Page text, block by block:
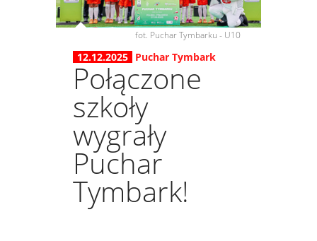
fot. Puchar Tymbarku - U10
12.12.2025 Puchar Tymbark
Połączone
szkoły
wygrały
Puchar
Tymbark!